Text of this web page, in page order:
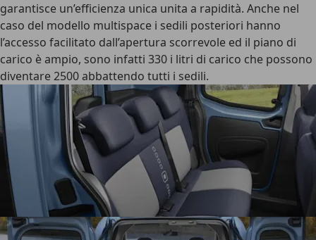
garantisce un’efficienza unica unita a rapidità. Anche nel
caso del modello multispace i sedili posteriori hanno
l’accesso facilitato dall’apertura scorrevole ed il piano di
carico è ampio, sono infatti 330 i litri di carico che possono
diventare 2500 abbattendo tutti i sedili.